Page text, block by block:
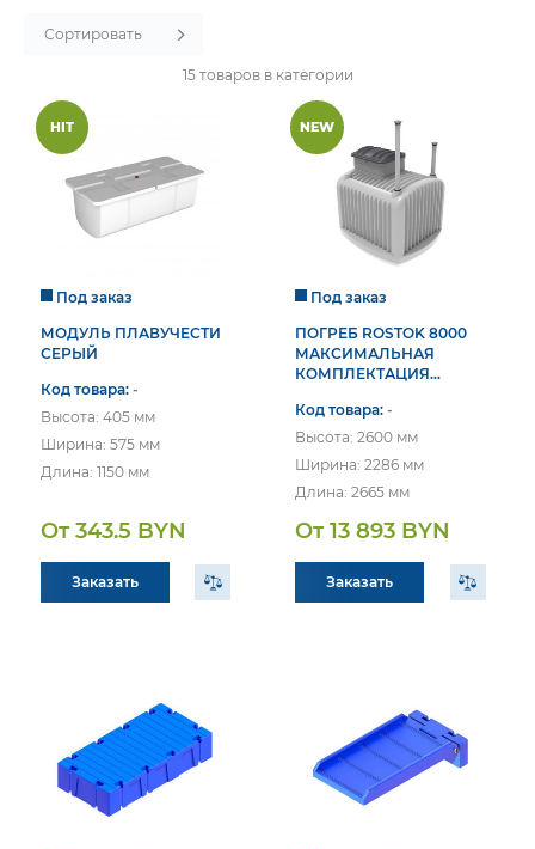
Сортировать
15товаров в категории
HIT
Под заказ
МОДУЛЬ ПЛАВУЧЕСТИ
СЕРЫЙ
Код товара: -
Высота: 405 мм
Ширина: 575 мм
Длина: 1150 мм
От 343.5 BYN
Заказать
NEW
Под заказ
ПОГРЕБ ROSTOK 8000
МАКСИМАЛЬНАЯ
КОМПЛЕКТАЦИЯ
ЭКОПРОМ (РФ).
Код товара:-
Высота: 2600 мм
Ширина: 2286 мм
Длина: 2665 мм
От 13 893 BYN
Заказать